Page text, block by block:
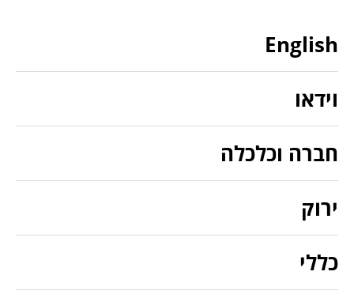
English
וידאו
חברה וכלכלה
ירוק
כללי